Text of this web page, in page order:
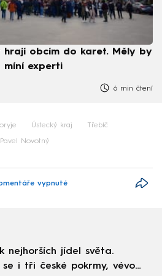
hrají obcím do karet. Měly by
míní experti
6 min čtení
Ústecký kraj Třebíč
Pavel Novotný
vypnuté
nejhorších jídel světa.
se i tři české pokrmy, vévodí